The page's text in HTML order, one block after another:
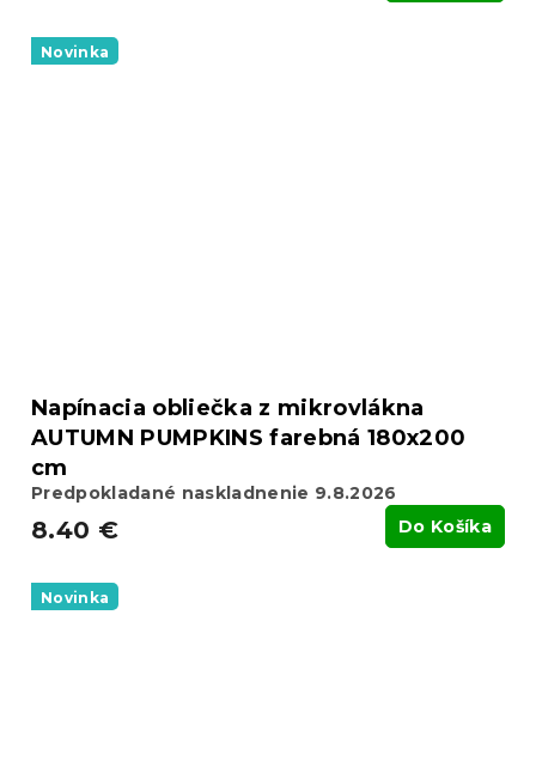
Novinka
Napínacia obliečka z mikrovlákna
AUTUMN PUMPKINS farebná 180x200
cm
Predpokladané naskladnenie 9.8.2026
8.40 € Do Košíka
Novinka